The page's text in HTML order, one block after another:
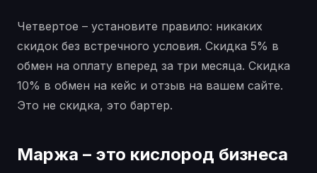
Четвертое – установите правило: никаких
скидок без встречного условия. Скидка 5% в
обмен на оплату вперед за три месяца. Скидка
10% в обмен на кейс и отзыв на вашем сайте.
Это не скидка, это бартер.
Маржа – это кислород бизнеса